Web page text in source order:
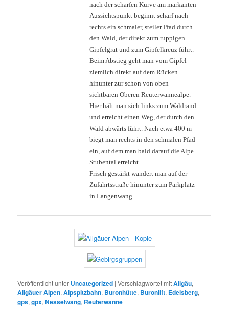
nach der scharfen Kurve am markanten
Aussichtspunkt beginnt scharf nach
rechts ein schmaler, steiler Pfad durch
den Wald, der direkt zum ruppigen
Gipfelgrat und zum Gipfelkreuz führt.
Beim Abstieg geht man vom Gipfel
ziemlich direkt auf dem Rücken
hinunter zur schon von oben
sichtbaren Oberen Reuterwannealpe.
Hier hält man sich links zum Waldrand
und erreicht einen Weg, der durch den
Wald abwärts führt. Nach etwa 400 m
biegt man rechts in den schmalen Pfad
ein, auf dem man bald darauf die Alpe
Stubental erreicht.
Frisch gestärkt wandert man auf der
Zufahrtsstraße hinunter zum Parkplatz
in Langenwang.
Veröffentlicht unter Uncategorized |Verschlagwortet mitAllgäu,
Allgäuer Alpen,Alpspitzbahn, Buronhütte, Buronlift, Edelsberg,
gps,gpx,Nesselwang, Reuterwanne